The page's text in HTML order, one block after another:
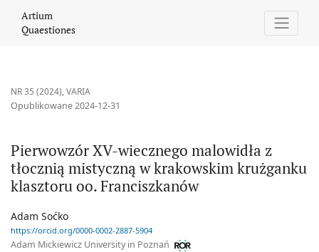
Artium
Quaestiones
NR 35 (2024),VARIA
Pierwowzór XV-wiecznego malowidła z
tłocznią mistyczną w krakowskim krużganku
klasztoru oo. Franciszkanów
Opublikowane 2024-12-31
Adam Soćko
https://orcid.org/0000-0002-2887-5904
Adam Mickiewicz University in Poznań